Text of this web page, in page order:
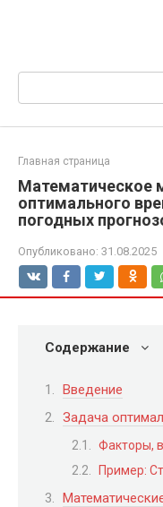
Поиск:
Главная страница
Математическое
оптимального
погодных
Опубликовано: 31.08.2025
Содержание
Введение
Задача
Факторы,
Пример: